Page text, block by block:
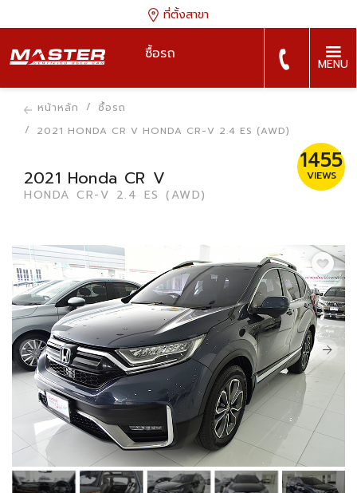
ที่ตั้งสาขา
ซื้อรถ
MENU
หน้าหลัก
ซื้อรถ
2021 HONDA CR V HONDA CR-V 2.4 ES (AWD)
2021 Honda CR V
HONDA CR-V 2.4 ES (AWD)
1455
VIEWS